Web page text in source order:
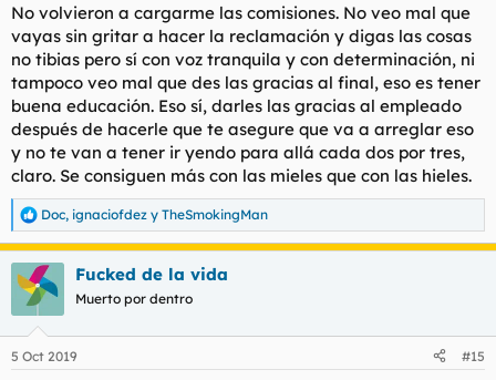
No volvieron a cargarme las comisiones. No veo mal que
vayas sin gritar a hacer la reclamación y digas las cosas
no tibias pero sí con voz tranquila y con determinación, ni
tampoco veo mal que des las gracias al final, eso es tener
buena educación. Eso sí, darles las gracias al empleado
después de hacerle que te asegure que va a arreglar eso
y no te van a tener ir yendo para allá cada dos por tres,
claro. Se consiguen más con las mieles que con las hieles.
R
e
a
c
c
e
Doc, ignaciofdez y TheSmokingMan
Fucked de la vida
Muerto por dentro
5 Oct 2019 #15